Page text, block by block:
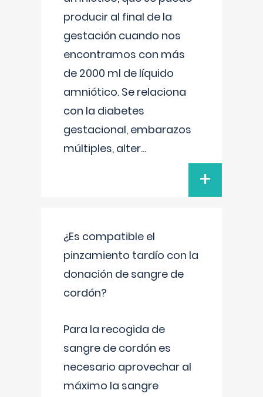
producir al final de la
gestación cuando nos
encontramos con más
de 2000 ml de líquido
amniótico. Se relaciona
con la diabetes
gestacional, embarazos
múltiples, alter...
+
¿Es compatible el
pinzamiento tardío con la
donación de sangre de
cordón?
Para la recogida de
sangre de cordón es
necesario aprovechar al
máximo la sangre